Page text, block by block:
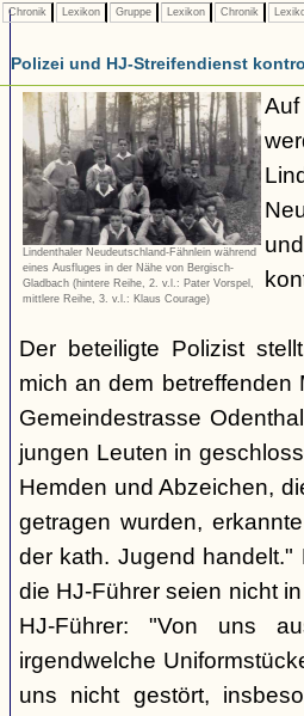
Chronik Lexikon Gruppe Lexikon Chronik
Polizei und HJ-Streifendienst
Lindenthaler Neudeutschland-Fähnlein während
eines Ausfluges in der Nähe von Bergisch-
Gladbach (hintere Reihe, 2. v.l.: Pater Vorspel,
mittlere Reihe, 3. v.l.: Klaus Courage)
Der beteiligte Polizist
mich an dem betreffenden
Gemeindestrasse
jungen Leuten in
Hemden und Abzeichen,
getragen wurden,
der kath. Jugend handelt."
die HJ-Führer seien nicht
HJ-Führer: "Von uns
irgendwelche
uns nicht gestört,